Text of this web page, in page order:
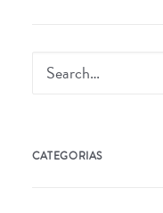
CATEGORIAS